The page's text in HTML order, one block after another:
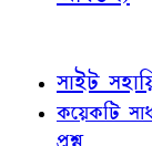
সাইট
কয়েকটি
প্রশ্ন